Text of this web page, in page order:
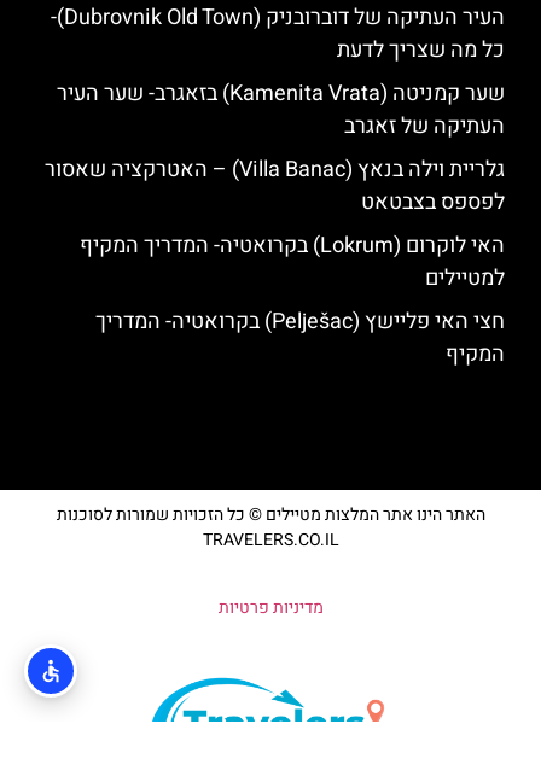
העיר העתיקה של דוברובניק (Dubrovnik Old Town)-
כל מה שצריך לדעת
שער קמניטה (Kamenita Vrata) בזאגרב- שער העיר
העתיקה של זאגרב
גלריית וילה בנאץ (Villa Banac) – האטרקציה שאסור
לפספס בצבטאט
האי לוקרום (Lokrum) בקרואטיה- המדריך המקיף
למטיילים
חצי האי פליישץ (Pelješac) בקרואטיה- המדריך
המקיף
האתר הינו אתר המלצות מטיילים © כל הזכויות שמורות לסוכנות
TRAVELERS.CO.IL
מדיניות פרטיות